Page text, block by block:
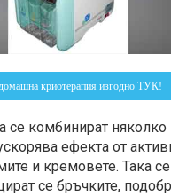
криотерапия изгодно ТУК!
се комбинират няколко
ефекта от
и кремовете. Така
се бръчките,